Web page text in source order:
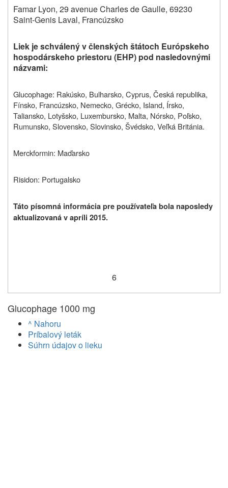
Famar Lyon, 29 avenue Charles de Gaulle, 69230
Saint-Genis Laval, Francúzsko
Liek je schválený v členských štátoch Európskeho
hospodárskeho priestoru (EHP) pod nasledovnými
názvami:
Glucophage: Rakúsko, Bulharsko, Cyprus, Česká republika,
Fínsko, Francúzsko, Nemecko, Grécko, Island, Írsko,
Taliansko, Lotyšsko, Luxembursko, Malta, Nórsko, Poľsko,
Rumunsko, Slovensko, Slovinsko, Švédsko, Veľká Británia.
Merckformin: Maďarsko
Risidon: Portugalsko
Táto písomná informácia pre používateľa bola naposledy
aktualizovaná v apríli 2015.
6
Glucophage 1000 mg
^ Nahoru
Príbalový leták
Súhrn údajov o lieku